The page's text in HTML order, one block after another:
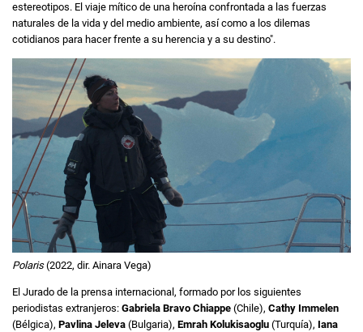
estereotipos. El viaje mítico de una heroína confrontada a las fuerzas
naturales de la vida y del medio ambiente, así como a los dilemas
cotidianos para hacer frente a su herencia y a su destino".
Polaris(2022, dir. Ainara Vega)
El Jurado de la prensa internacional, formado por los siguientes
periodistas extranjeros: Gabriela Bravo Chiappe (Chile), Cathy Immelen
(Bélgica), Pavlina Jeleva (Bulgaria), Emrah Kolukisaoglu (Turquía), Iana